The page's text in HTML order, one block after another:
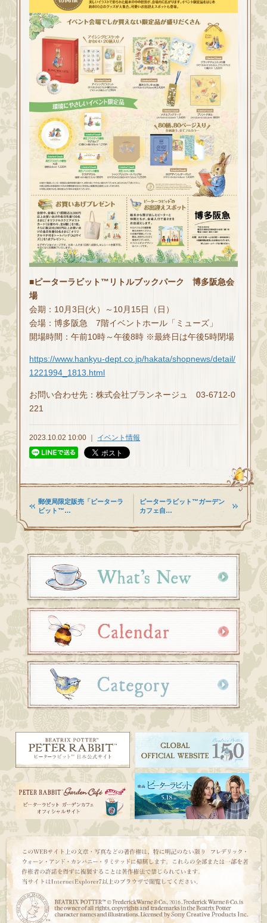
■ピーターラビット™リトルブックパーク 博多阪急会
場
会期：10月3日(火）～10月15日（日）
会場：博多阪急 7階イベントホール「ミューズ」
開場時間：午前10時～午後8時 ※最終日は午後5時閉場
https://www.hankyu-dept.co.jp/hakata/shopnews/detail/
1221994_1813.html
お問い合わせ先：株式会社ブランネージュ 03-6712-0
221
2023.10.02 10:00 ｜ イベント情報
郵便局限定販売「ピーターラ
ビット™…
ピーターラビット™ガーデン
カフェ自…